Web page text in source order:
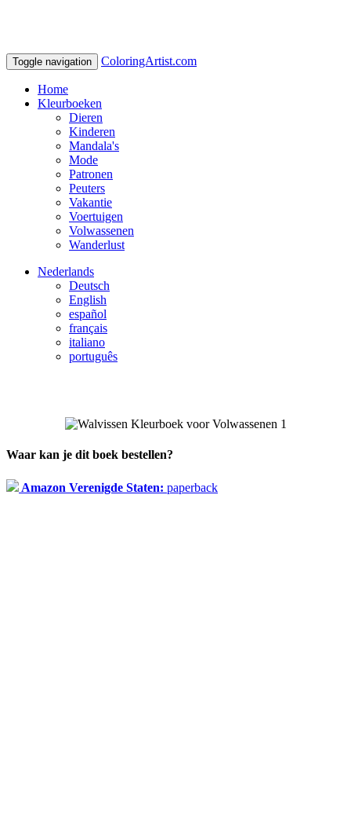
Toggle navigation ColoringArtist.com
Home
Kleurboeken
Dieren
Kinderen
Mandala's
Mode
Patronen
Peuters
Vakantie
Voertuigen
Volwassenen
Wanderlust
Nederlands
Deutsch
English
español
français
italiano
português
Waar kan je dit boek bestellen?
Amazon Verenigde Staten: paperback